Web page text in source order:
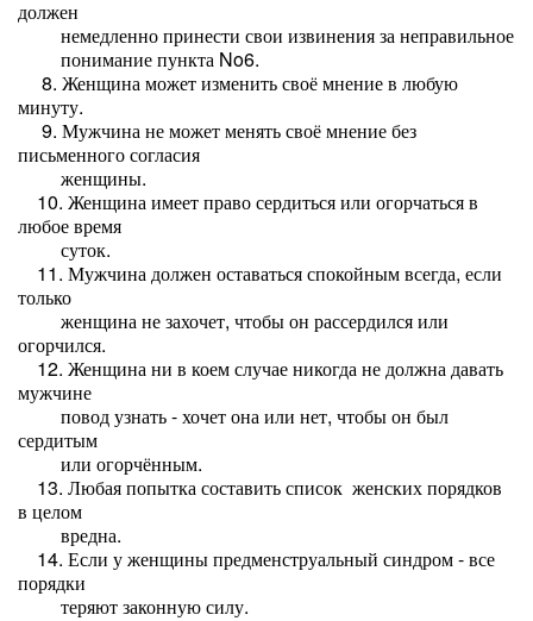
должен
немедленно принести свои извинения за неправильное
понимание пункта No6.
8. Женщина может изменить своё мнение в любую
минуту.
9. Мужчина не может менять своё мнение без
письменного согласия
женщины.
10. Женщина имеет право сердиться или огорчаться в
любое время
суток.
11. Мужчина должен оставаться спокойным всегда, если
только
женщина не захочет, чтобы он рассердился или
огорчился.
12. Женщина ни в коем случае никогда не должна давать
мужчине
повод узнать - хочет она или нет, чтобы он был
сердитым
или огорчённым.
13. Любая попытка составить список женских порядков
в целом
вредна.
14. Если у женщины предменструальный синдром - все
порядки
теряют законную силу.